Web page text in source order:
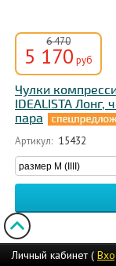
6 470
5 170 руб
Чулки
IDEALISTA Лонг,
пара
Артикул: 15432
Личный кабинет (